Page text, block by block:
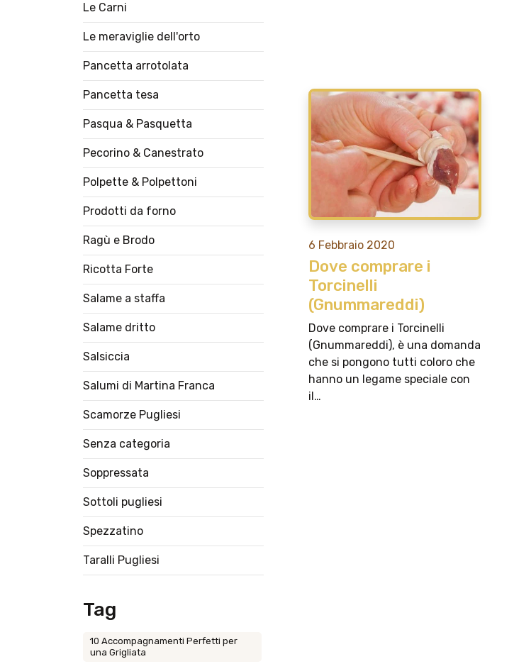
Le Carni
Le meraviglie dell'orto
Pancetta arrotolata
Pancetta tesa
Pasqua & Pasquetta
Pecorino & Canestrato
Polpette & Polpettoni
Prodotti da forno
Ragù e Brodo
Ricotta Forte
Salame a staffa
Salame dritto
Salsiccia
Salumi di Martina Franca
Scamorze Pugliesi
Senza categoria
Soppressata
Sottoli pugliesi
Spezzatino
Taralli Pugliesi
Tag
10 Accompagnamenti Perfetti per
una Grigliata
6 Febbraio 2020
Dove comprare i
Torcinelli
(Gnummareddi)
Dove comprare i Torcinelli
(Gnummareddi), è una domanda
che si pongono tutti coloro che
hanno un legame speciale con
il…